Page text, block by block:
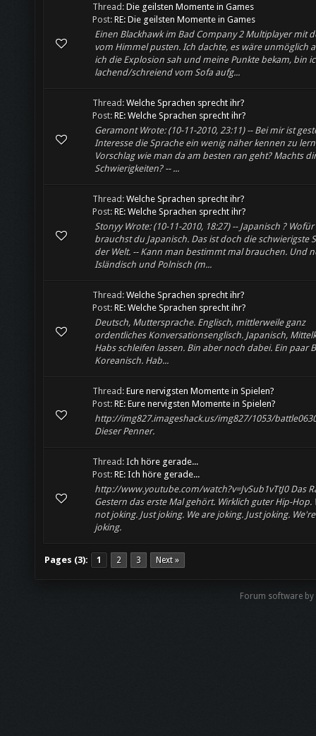
Thread: Die geilsten Momente in Games
Post: RE: Die geilsten Momente in Games
Einen Blackhawk im Bad Company 2 Multiplayer mit
vom Himmel pusten. Ich dachte, es wäre unmöglich
ich die Explosion sah und meine Punkte bekam, bin
lachend/schreiend vom Sofa aufg...
Thread: Welche Sprachen sprecht ihr?
Post: RE: Welche Sprachen sprecht ihr?
Geramont Wrote: (10-11-2010, 23:11) -- Bei mir ist
Interesse die Sprache ein wenig näher kennen zu
Vorschlag wie man da am besten ran geht? Machts
Schwierigkeiten? -- ...
Thread: Welche Sprachen sprecht ihr?
Post: RE: Welche Sprachen sprecht ihr?
Stonyy Wrote: (10-11-2010, 18:27) -- Japanisch ? Wofür
brauchst du Japanisch. Das ist doch die schwierigste
der Welt. -- Kann man bestimmt mal brauchen. Und
Isländisch und Polnisch (m...
Thread: Welche Sprachen sprecht ihr?
Post: RE: Welche Sprachen sprecht ihr?
Deutsch, Muttersprache. Englisch, mittlerweile ganz
ordentliches Konversationsenglisch. Japanisch,
Habs schleifen lassen. Bin aber noch dabei. Ein paar
Koreanisch. Hab...
Thread: Eure nervigsten Momente in Spielen?
Post: RE: Eure nervigsten Momente in Spielen?
http://img827.imageshack.us/img827/1053/
Dieser Penner.
Thread: Ich höre gerade...
Post: RE: Ich höre gerade...
http://www.youtube.com/watch?v=JvSub1vTtJ0 Das
Gestern das erste Mal gehört. Wirklich guter Hip-Hop.
not joking. Just joking. We are joking. Just joking.
joking.
Pages (3): 1 2 3 Next »
Forum software